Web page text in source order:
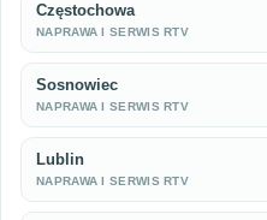
Częstochowa
NAPRAWA I SERWIS RTV
Sosnowiec
NAPRAWA I SERWIS RTV
Lublin
NAPRAWA I SERWIS RTV